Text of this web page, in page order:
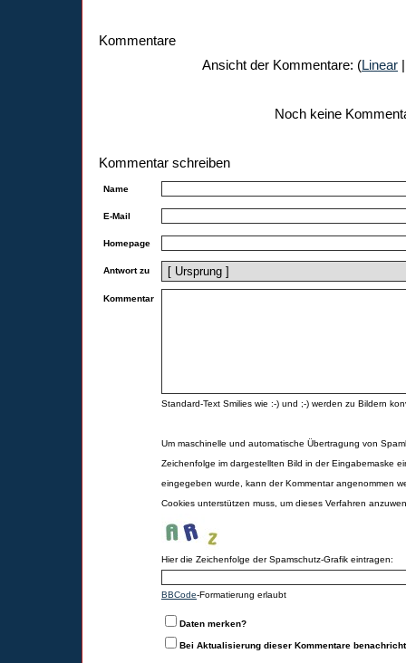
Kommentare
Ansicht der Kommentare: (Linear
Noch keine
Kommentar schreiben
Name
E-Mail
Homepage
Antwort zu
Kommentar
Standard-Text Smilies wie :-) und ;-) werden zu Bildern
Um maschinelle und automatische Übertragung von
Zeichenfolge im dargestellten Bild in der Eingabemaske
eingegeben wurde, kann der Kommentar angenommen
Cookies unterstützen muss, um dieses Verfahren
Hier die Zeichenfolge der Spamschutz-Grafik eintragen:
BBCode-Formatierung erlaubt
Daten merken?
Bei Aktualisierung dieser Kommentare